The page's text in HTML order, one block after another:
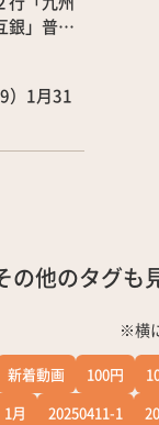
銀」普通
）1月31
の他のタグも
※横
新着動画 100円
1月 20250411-1